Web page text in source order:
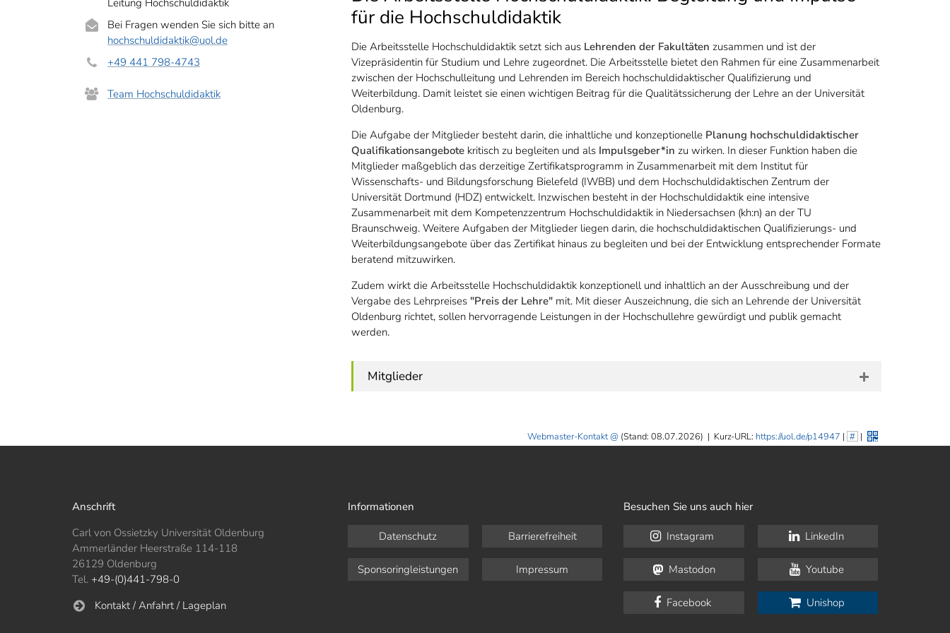
Leitung Hochschuldidaktik
Bei Fragen wenden Sie sich bitte an
hochschuldidaktik@uol.de
+49 441 798-4743
Team Hochschuldidaktik
für die Hochschuldidaktik
Die Arbeitsstelle Hochschuldidaktik setzt sich aus Lehrenden der Fakultäten zusammen und ist der
Vizepräsidentin für Studium und Lehre zugeordnet. Die Arbeitsstelle bietet den Rahmen für eine Zusammenarbeit
zwischen der Hochschulleitung und Lehrenden im Bereich hochschuldidaktischer Qualifizierung und
Weiterbildung. Damit leistet sie einen wichtigen Beitrag für die Qualitätssicherung der Lehre an der Universität
Oldenburg.
Die Aufgabe der Mitglieder besteht darin, die inhaltliche und konzeptionelle Planung hochschuldidaktischer
Qualifikationsangebote kritisch zu begleiten und als Impulsgeber*in zu wirken. In dieser Funktion haben die
Mitglieder maßgeblich das derzeitige Zertifikatsprogramm in Zusammenarbeit mit dem Institut für
Wissenschafts- und Bildungsforschung Bielefeld (IWBB) und dem Hochschuldidaktischen Zentrum der
Universität Dortmund (HDZ) entwickelt. Inzwischen besteht in der Hochschuldidaktik eine intensive
Zusammenarbeit mit dem Kompetenzzentrum Hochschuldidaktik in Niedersachsen (kh:n) an der TU
Braunschweig. Weitere Aufgaben der Mitglieder liegen darin, die hochschuldidaktischen Qualifizierungs- und
Weiterbildungsangebote über das Zertifikat hinaus zu begleiten und bei der Entwicklung entsprechender Formate
beratend mitzuwirken.
Zudem wirkt die Arbeitsstelle Hochschuldidaktik konzeptionell und inhaltlich an der Ausschreibung und der
Vergabe des Lehrpreises "Preis der Lehre" mit. Mit dieser Auszeichnung, die sich an Lehrende der Universität
Oldenburg richtet, sollen hervorragende Leistungen in der Hochschullehre gewürdigt und publik gemacht
werden.
Mitglieder
Webmaster-Kontakt (Stand: 08.07.2026) | Kurz-URL: https://uol.de/p14947 | # |
Anschrift
Carl von Ossietzky Universität Oldenburg
Ammerländer Heerstraße 114-118
26129 Oldenburg
Tel. +49-(0)441-798-0
Kontakt / Anfahrt / Lageplan
Informationen
Datenschutz Barrierefreiheit
Sponsoringleistungen Impressum
Besuchen Sie uns auch hier
Instagram LinkedIn
Mastodon Youtube
Facebook Unishop